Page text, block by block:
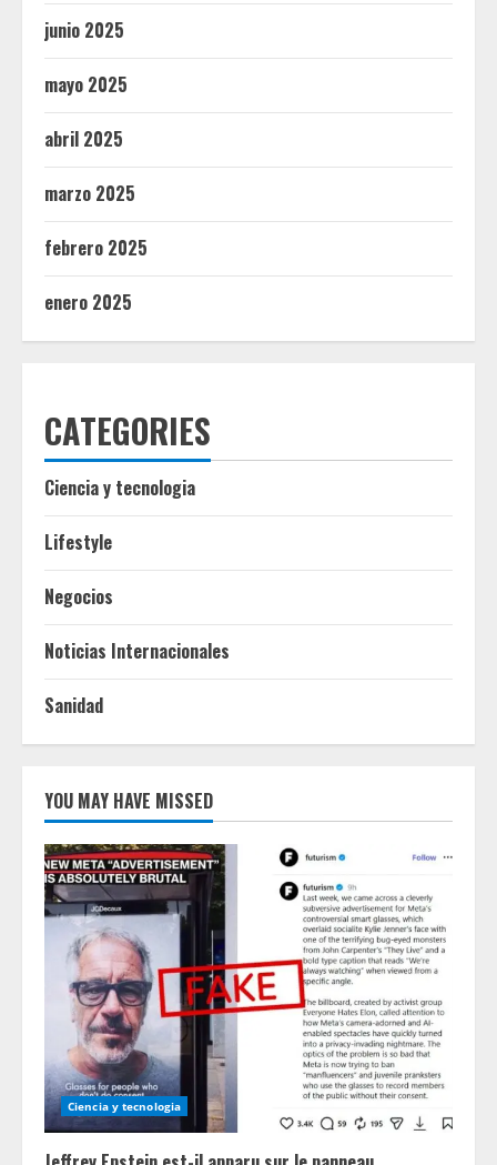
junio 2025
mayo 2025
abril 2025
marzo 2025
febrero 2025
enero 2025
CATEGORIES
Ciencia y tecnologia
Lifestyle
Negocios
Noticias Internacionales
Sanidad
YOU MAY HAVE MISSED
Ciencia y tecnologia